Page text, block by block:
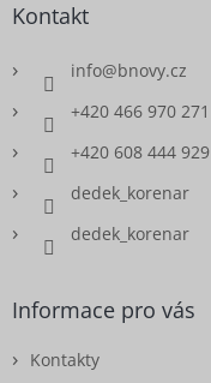
Kontakt
info@bnovy.cz
+420 466 970 271
+420 608 444 929
dedek_korenar
dedek_korenar
Informace pro vás
Kontakty